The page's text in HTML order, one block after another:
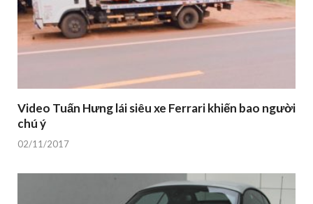
Video Tuấn Hưng lái siêu xe Ferrari khiến bao người
chú ý
02/11/2017